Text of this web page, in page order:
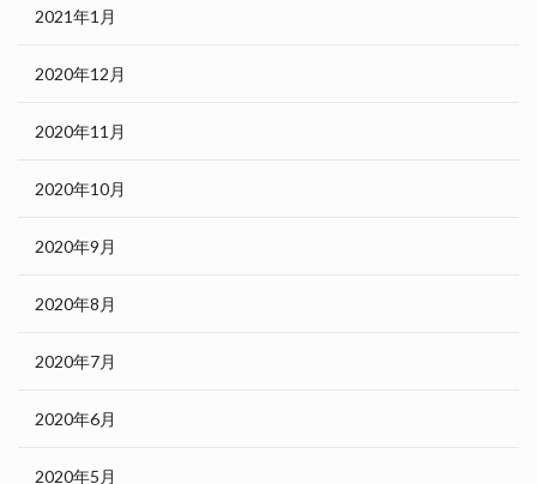
2021年1月
2020年12月
2020年11月
2020年10月
2020年9月
2020年8月
2020年7月
2020年6月
2020年5月